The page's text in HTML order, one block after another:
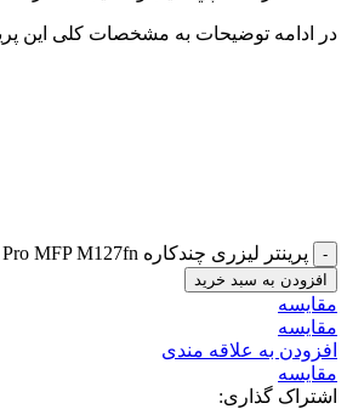
در ادامه توضیحات به مشخصات کلی این
پرینتر لیزری چندکاره LaserJet Pro MFP M127fn عدد
افزودن به سبد خرید
مقايسه
مقایسه
افزودن به علاقه مندی
مقایسه
اشتراک گذاری: